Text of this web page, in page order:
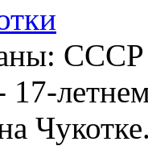
СССР